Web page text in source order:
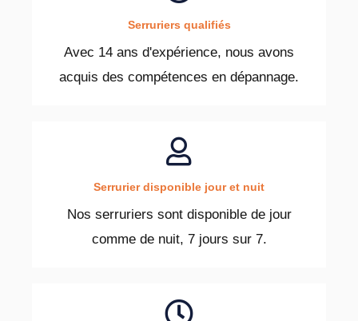
Serruriers qualifiés
Avec 14 ans d'expérience, nous avons
acquis des compétences en dépannage.
Serrurier disponible jour et nuit
Nos serruriers sont disponible de jour
comme de nuit, 7 jours sur 7.